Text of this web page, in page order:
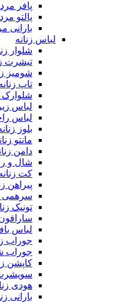
پافر
پالتو
بارانی
لباس زنانه
شلوار
تیشرت
شومیز
تاپ
شلوارک
لباس
لباس
بلوز
مانتو
دامن
شال و
کت
پیراهن
سرهمی
تونیک
سارافون
لباس
جوراب
جوراب
کاپشن
سویشرت
هودی
بارانی